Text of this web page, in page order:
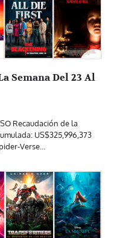
Semana Del 23 Al
Recaudación de la
US$325,996,373
Verse…